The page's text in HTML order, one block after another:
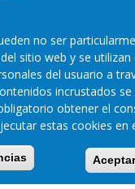
Mapa web
Política de privacidad
no ser
sitio web y se
del usuario a
incrustados
obtener el
estas cookies en